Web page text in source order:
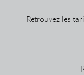
Retrouvez les